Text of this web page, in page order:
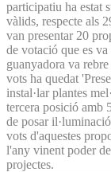
participatiu ha estat
vàlids, respecte als
van presentar 20
de votació que es
guanyadora va
vots ha quedat
instal·lar plantes
tercera posició amb
de posar
vots d'aquestes
l'any vinent poder
projectes.